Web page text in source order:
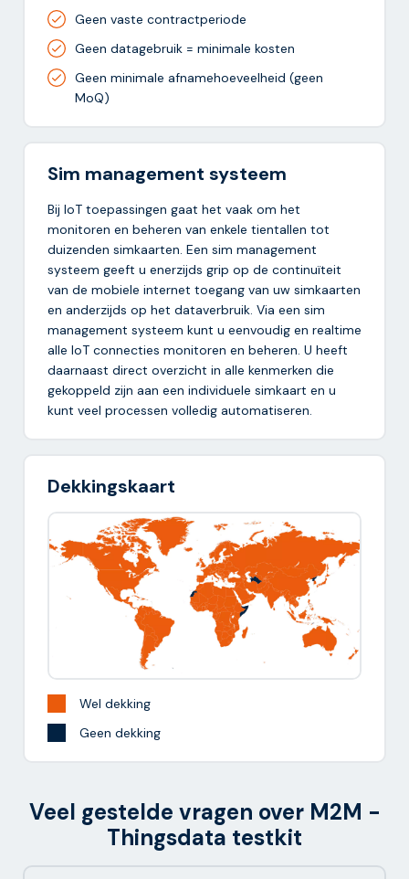
Geen vaste contractperiode
Geen datagebruik = minimale kosten
Geen minimale afnamehoeveelheid (geen
MoQ)
Sim management systeem
Bij IoT toepassingen gaat het vaak om het
monitoren en beheren van enkele tientallen tot
duizenden simkaarten. Een sim management
systeem geeft u enerzijds grip op de continuïteit
van de mobiele internet toegang van uw simkaarten
en anderzijds op het dataverbruik. Via een sim
management systeem kunt u eenvoudig en realtime
alle IoT connecties monitoren en beheren. U heeft
daarnaast direct overzicht in alle kenmerken die
gekoppeld zijn aan een individuele simkaart en u
kunt veel processen volledig automatiseren.
Dekkingskaart
Wel dekking
Geen dekking
Veel gestelde vragen over M2M -
Thingsdata testkit